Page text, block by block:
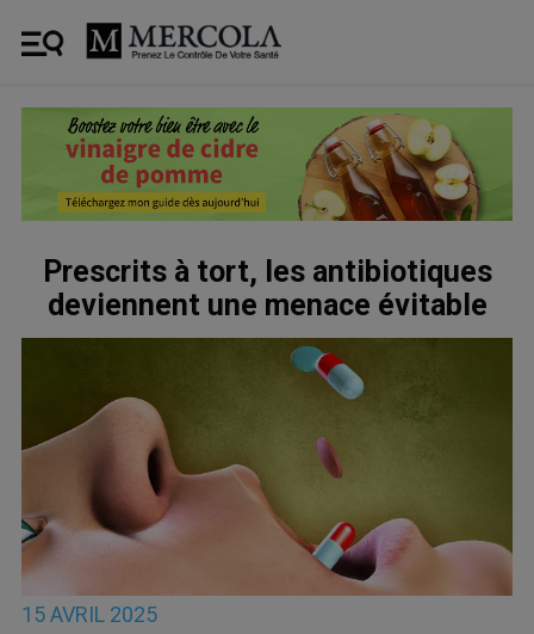
Prescrits à tort, les antibiotiques
deviennent une menace évitable
15 AVRIL 2025